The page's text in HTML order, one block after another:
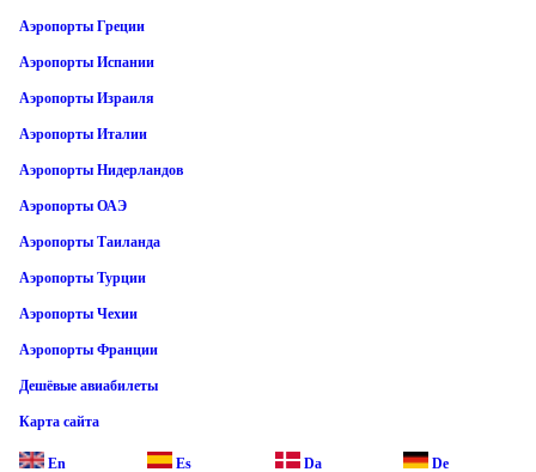
Аэропорты Греции
Аэропорты Испании
Аэропорты Израиля
Аэропорты Италии
Аэропорты Нидерландов
Аэропорты ОАЭ
Аэропорты Таиланда
Аэропорты Турции
Аэропорты Чехии
Аэропорты Франции
Дешёвые авиабилеты
Карта сайта
En Es Da De